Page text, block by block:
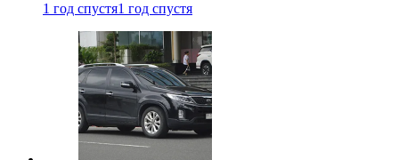
1 год спустя1 год спустя